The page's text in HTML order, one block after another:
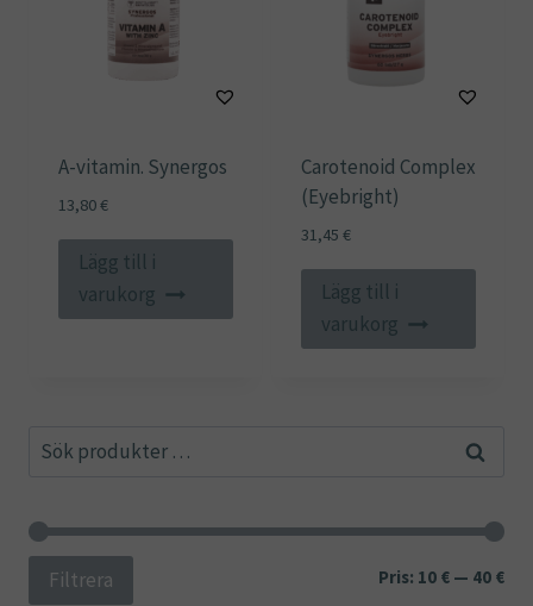
A-vitamin. Synergos
13,80€
Lägg till i
varukorg
Carotenoid Complex
(Eyebright)
31,45 €
Lägg till i
varukorg
Sök
Sök
Min
Filtrera Pris: 10 € — 40 €